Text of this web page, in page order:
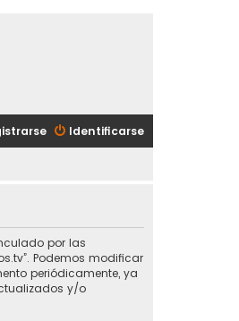
Identificarse
por las
Podemos modificar
periódicamente, ya
y/o